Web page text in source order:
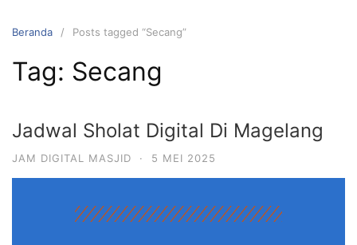
Beranda Posts tagged “Secang”
Tag: Secang
Jadwal Sholat Digital Di Magelang
JAM DIGITAL MASJID · 5 MEI 2025